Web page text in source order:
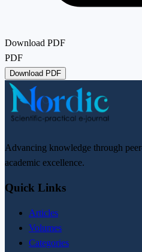
Download PDF
PDF
Download PDF
Advancing knowledge through
academic excellence.
Quick Links
Articles
Volumes
Categories